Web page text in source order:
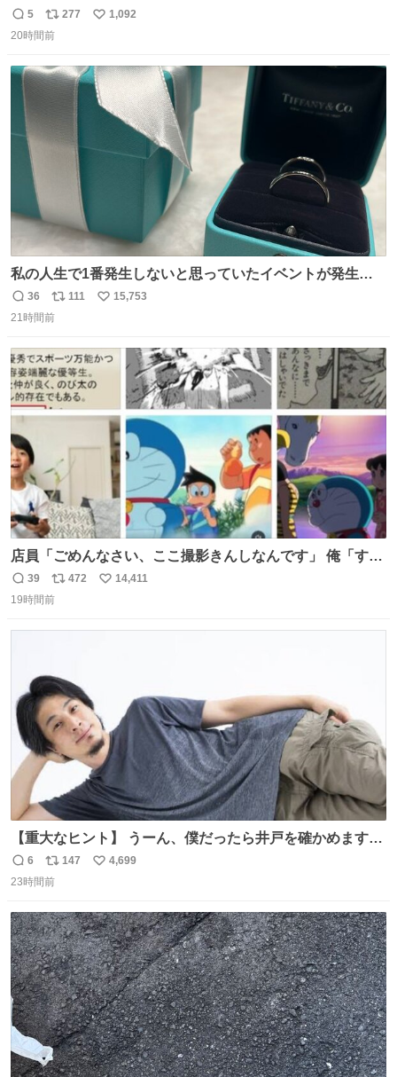
でコレクションケースを置くだけのツルセコ改造 扉が手前
に開き天井の温度もしっかり上がるのでかなり使いやすく
返
信
5
リ
ポ
ト
277
い
数
1,092
20時間前
私の人生で1番発生しないと思っていたイベントが発生し
ました
返
信
36
リ
ポ
ト
数
111
い
数
15,753
21時間前
店員「ごめんなさい、ここ撮影きんしなんです」 俺「すみ
ません！すぐ消します」 店員「念のためフォルダから消し
返
信
39
リ
ポ
472
い
14,411
19時間前
【重大なヒント】 うーん、僕だったら井戸を確かめますけ
どね
返
信
6
リ
ポ
ト
数
147
い
数
4,699
23時間前